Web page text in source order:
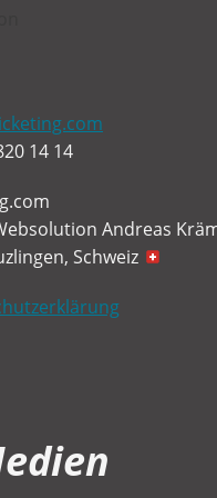
14 14
Andreas
Schweiz